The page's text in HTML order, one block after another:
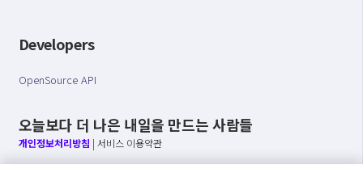
Developers
OpenSource API
오늘보다 더 나은 내일을 만드는 사람들
개인정보처리방침 | 서비스 이용약관